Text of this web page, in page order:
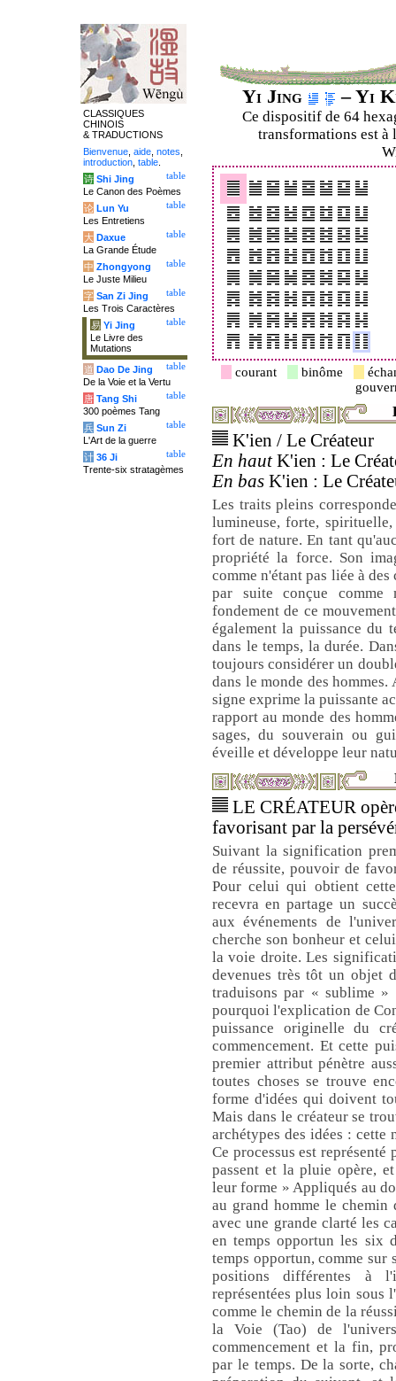
Yi Jing – Yi
Ce dispositif de 64
transformations est à
courant binôme
K'ien / Le Créateur
En hautK'ien : Le
En bas K'ien : Le
Les traits pleins
lumineuse, forte,
fort de nature. En tant
propriété la force. Son
comme n'étant pas liée à
par suite conçue
fondement de ce
également la puissance du
dans le temps, la durée.
toujours considérer un
dans le monde des
signe exprime la puissante
rapport au monde des
sages, du souverain ou
éveille et développe leur
LE CRÉATEUR
favorisant par la
Suivant la signification
de réussite, pouvoir de
Pour celui qui obtient
recevra en partage un
aux événements de
cherche son bonheur et
la voie droite. Les
devenues très tôt un objet
traduisons par « sublime
pourquoi l'explication de
puissance originelle du
commencement. Et cette
premier attribut pénètre
toutes choses se trouve
forme d'idées qui doivent
Mais dans le créateur se
archétypes des idées : cette
Ce processus est
passent et la pluie opère,
leur forme » Appliqués au
au grand homme le
avec une grande clarté les
en temps opportun les six
temps opportun, comme
positions différentes à
représentées plus loin sous
comme le chemin de la
la Voie (Tao) de
commencement et la fin,
par le temps. De la sorte,
CLASSIQUES
CHINOIS
& TRADUCTIONS
Bienvenue aide notes
introduction table
table
诗 Shi Jing
Le Canon des Poèmes
table
论 Lun Yu
Les Entretiens
table
大 Daxue
La Grande Étude
table
中 Zhongyong
Le Juste Milieu
table
字 San Zi Jing
Les Trois Caractères
table
易 Yi Jing
Le Livre des
Mutations
table
道 Dao De Jing
De la Voie et la Vertu
table
唐 Tang Shi
300 poèmes Tang
table
兵 Sun Zi
L'Art de la guerre
table
计 36 Ji
Trente-six stratagèmes